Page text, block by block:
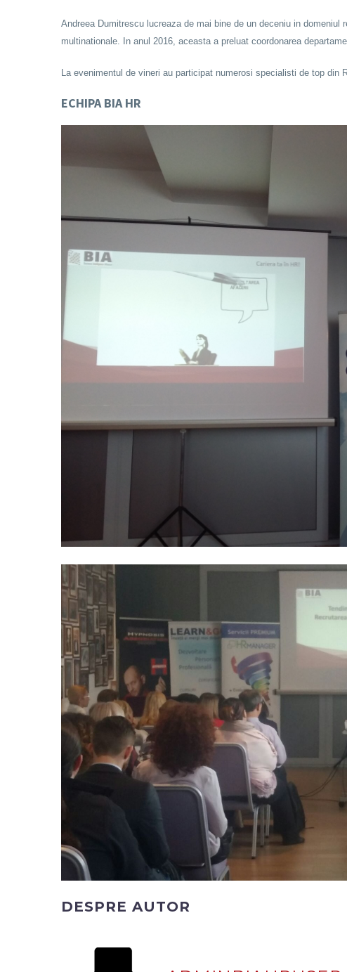
Andreea Dumitrescu lucreaza de mai bine de un deceniu in
multinationale. In anul 2016, aceasta a preluat coordonarea
La evenimentul de vineri au participat numerosi specialisti de top din
ECHIPA BIA HR
DESPRE AUTOR